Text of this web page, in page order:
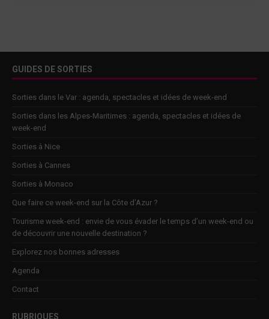
GUIDES DE SORTIES
Sorties dans le Var : agenda, spectacles et idées de week-end
Sorties dans les Alpes-Maritimes : agenda, spectacles et idées de
week-end
Sorties à Nice
Sorties à Cannes
Sorties à Monaco
Que faire ce week-end sur la Côte d’Azur ?
Tourisme week-end : envie de vous évader le temps d’un week-end ou
de découvrir une nouvelle destination ?
Explorez nos bonnes adresses
Agenda
Contact
RUBRIQUES